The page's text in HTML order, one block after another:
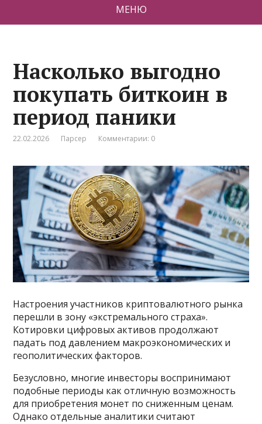
МЕНЮ
Насколько выгодно
покупать биткоин в
период паники
22.02.2026 Парсер Комментарии: 0
Настроения участников криптовалютного рынка
перешли в зону «экстремального страха».
Котировки цифровых активов продолжают
падать под давлением макроэкономических и
геополитических факторов.
Безусловно, многие инвесторы воспринимают
подобные периоды как отличную возможность
для приобретения монет по сниженным ценам.
Однако отдельные аналитики считают